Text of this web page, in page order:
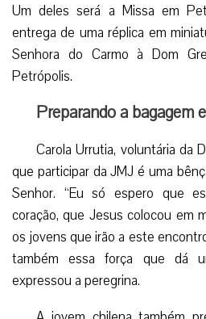
Um deles será a Missa em
entrega de uma réplica em
Senhora do Carmo à Dom
Petrópolis.
Preparando a bagagem
Carola Urrutia, voluntária da
que participar da JMJ é uma
Senhor. “Eu só espero que
coração, que Jesus colocou em
os jovens que irão a este
também essa força que dá
expressou a peregrina.